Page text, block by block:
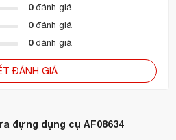
0904 886 341
0đánh giá
0đánh giá
0đánh giá
ĐÁNH GIÁ
đựng dụng cụ AF08634